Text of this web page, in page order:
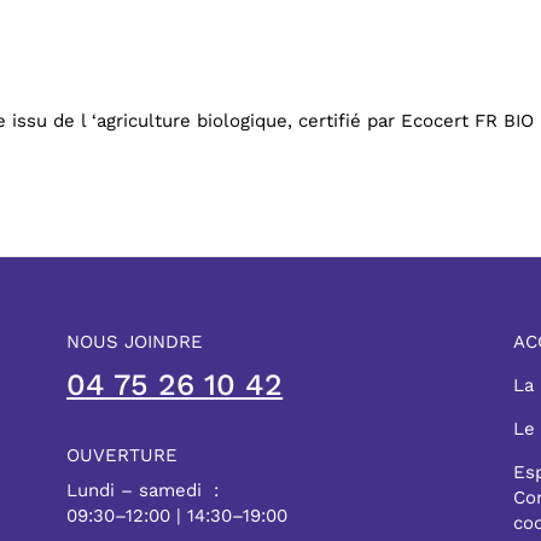
de l ‘agriculture biologique, certifié par Ecocert FR BIO
NOUS JOINDRE
04 75 26 10 42
OUVERTURE
Lundi – samedi :
09:30–12:00 | 14:30–19:00
La
Le